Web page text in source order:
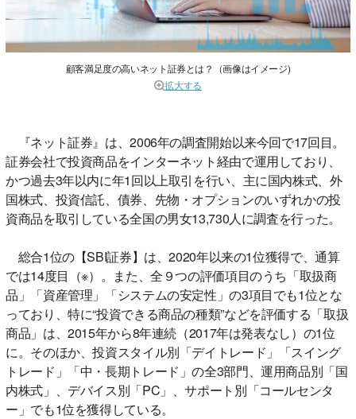
顧客満足度の高いネット証券とは？（画像はイメージ)
拡大する
『ネット証券』は、2006年の調査開始以来今回で17回目。
証券会社で投資商品をインターネット経由で運用しており、
かつ過去3年以内に年1回以上取引を行い、主に国内株式、外
国株式、投資信託、債券、先物・オプションのいずれかの投
資商品を取引している全国の男女13,730人に調査を行った。
総合1位の【SBI証券】は、2020年以来の1位獲得で、通算
では14度目（※）。また、全９つの評価項目のうち「取扱商
品」「資産管理」「システムの安定性」の3項目でも1位とな
っており、特に“投資できる商品の種類”などを評価する「取扱
商品」は、2015年から8年連続（2017年は発表なし）の1位
に。そのほか、投資スタイル別「デイトレード」「スイング
トレード」「中・長期トレード」の全3部門、運用商品別「国
内株式」、デバイス別「PC」、サポート別「コールセンタ
ー」でも1位を獲得している。